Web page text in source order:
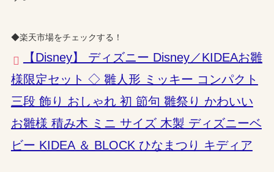
◆楽天市場をチェックする！
【Disney】 ディズニー Disney／KIDEAお雛
様限定セット ◇ 雛人形 ミッキー コンパクト
三段 飾り おしゃれ 初 節句 雛祭り かわいい
お雛様 積み木 ミニ サイズ 木製 ディズニーベ
ビー KIDEA ＆ BLOCK ひなまつり キディア